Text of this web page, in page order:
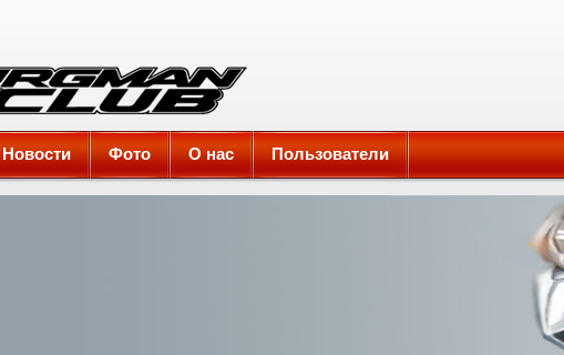
Новости Фото О нас Пользователи